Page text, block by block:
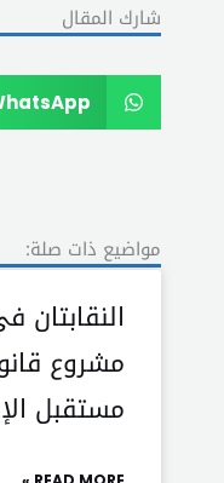
شارك المقال
مواضيع ذات صلة:
مشروع
مستقبل